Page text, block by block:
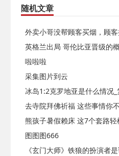
随机文章
外卖小哥没帮顾客买烟，顾
英格兰出局 哥伦比亚晋级的
啦啦啦
采集图片到云
冰岛1:2克罗地亚是什么情况_
去寺院拜佛祈福 这些事情你
熊孩子暑假赖床 这7个套路轻
图图图666
《玄门大师》铁狼的扮演者